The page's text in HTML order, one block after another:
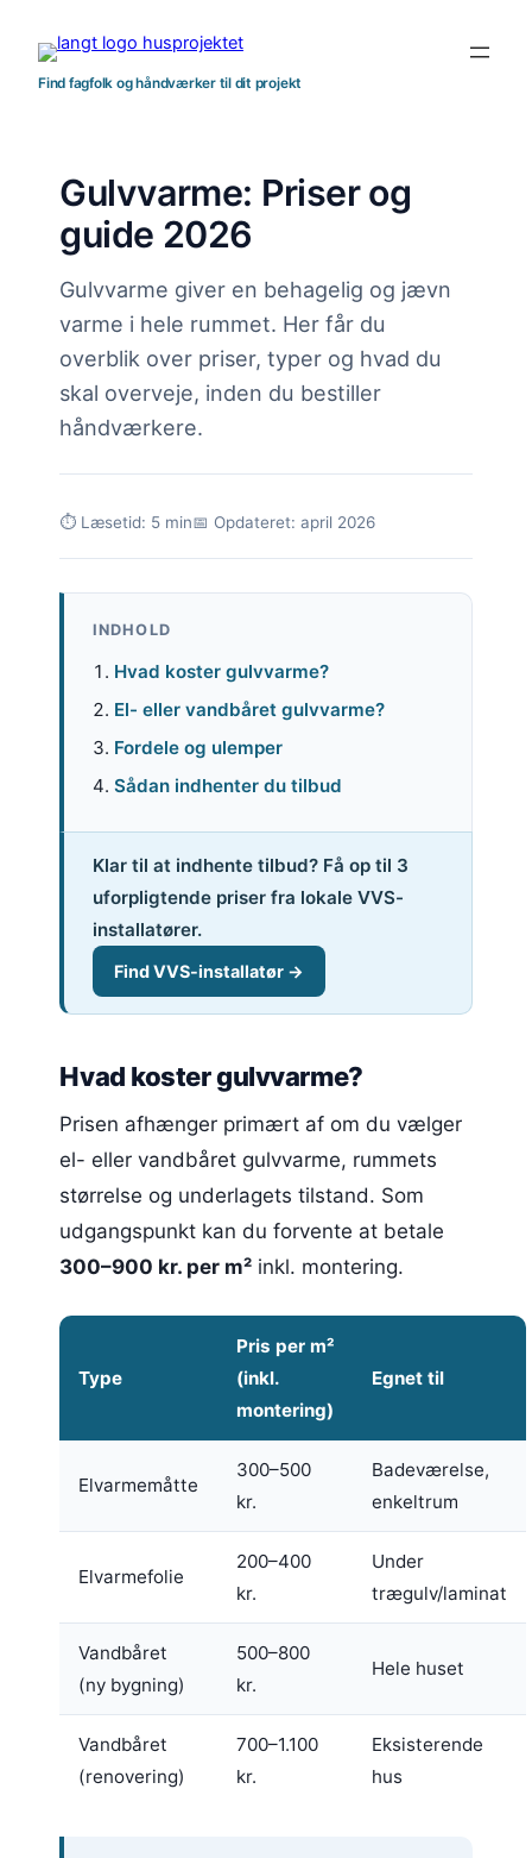
indhold
Find fagfolk og håndværker til dit projekt
Gulvvarme: Priser og
guide 2026
Gulvvarme giver en behagelig og jævn
varme i hele rummet. Her får du
overblik over priser, typer og hvad du
skal overveje, inden du bestiller
håndværkere.
⏱ Læsetid: 5 min📅 Opdateret: april 2026
INDHOLD
Hvad koster gulvvarme?
El- eller vandbåret gulvvarme?
Fordele og ulemper
Sådan indhenter du tilbud
Klar til at indhente tilbud? Få op til 3
uforpligtende priser fra lokale VVS-
installatører.
Find VVS-installatør →
Hvad koster gulvvarme?
Prisen afhænger primært af om du vælger
el- eller vandbåret gulvvarme, rummets
størrelse og underlagets tilstand. Som
udgangspunkt kan du forvente at betale
300–900 kr. per m² inkl. montering.
Type
Pris per m²
(inkl.
montering)
Egnet til
Elvarmemåtte
300–500
kr.
Badeværelse,
enkeltrum
Elvarmefolie
200–400
kr.
Under
trægulv/laminat
Vandbåret
(ny bygning)
500–800
kr.
Hele huset
Vandbåret
(renovering)
700–1.100
kr.
Eksisterende
hus